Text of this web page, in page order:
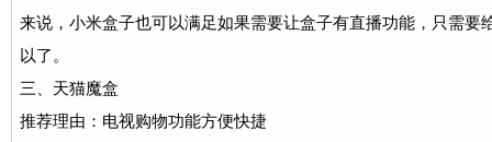
来说，小米盒子也可以满足如果需要让盒子有直播功能，只需要
以了。
三、天猫魔盒
推荐理由：电视购物功能方便快捷